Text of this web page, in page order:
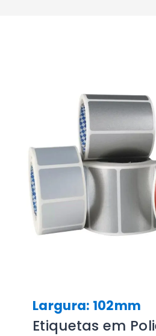
Largura: 102mm
Etiquetas em